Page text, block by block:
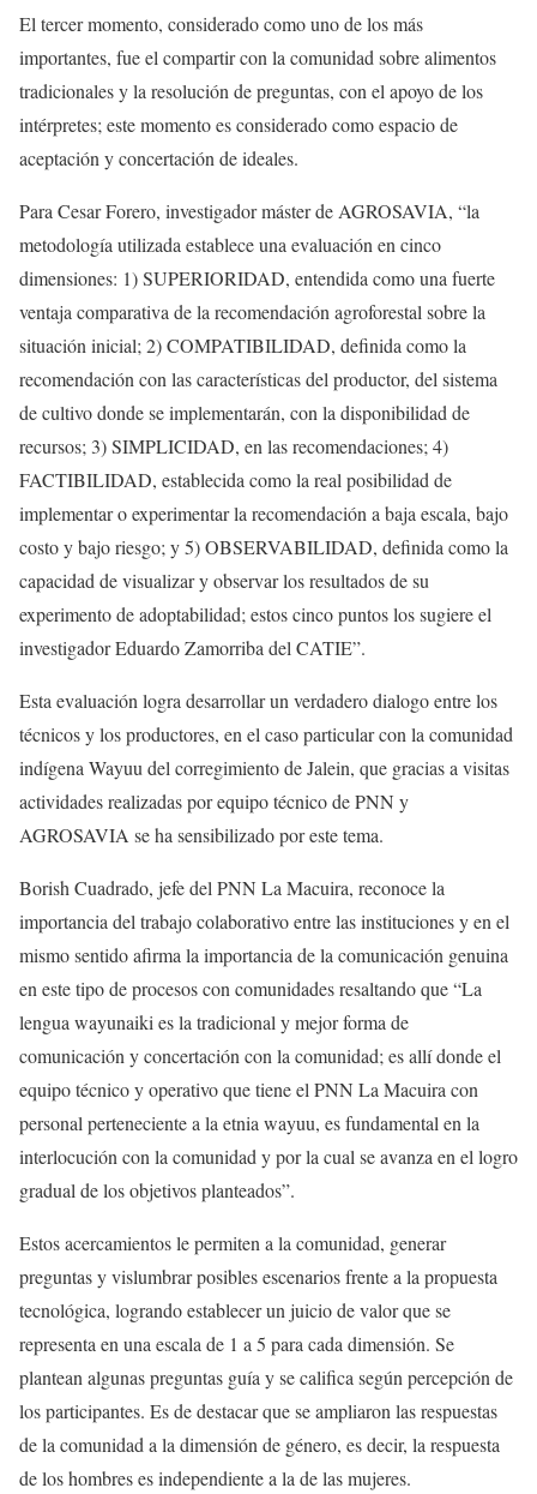
El tercer momento, considerado como uno de los más
importantes, fue el compartir con la comunidad sobre alimentos
tradicionales y la resolución de preguntas, con el apoyo de los
intérpretes; este momento es considerado como espacio de
aceptación y concertación de ideales.
Para Cesar Forero, investigador máster de AGROSAVIA, “la
metodología utilizada establece una evaluación en cinco
dimensiones: 1) SUPERIORIDAD, entendida como una fuerte
ventaja comparativa de la recomendación agroforestal sobre la
situación inicial; 2) COMPATIBILIDAD, definida como la
recomendación con las características del productor, del sistema
de cultivo donde se implementarán, con la disponibilidad de
recursos; 3) SIMPLICIDAD, en las recomendaciones; 4)
FACTIBILIDAD, establecida como la real posibilidad de
implementar o experimentar la recomendación a baja escala, bajo
costo y bajo riesgo; y 5) OBSERVABILIDAD, definida como la
capacidad de visualizar y observar los resultados de su
experimento de adoptabilidad; estos cinco puntos los sugiere el
investigador Eduardo Zamorriba del CATIE”.
Esta evaluación logra desarrollar un verdadero dialogo entre los
técnicos y los productores, en el caso particular con la comunidad
indígena Wayuu del corregimiento de Jalein, que gracias a visitas
actividades realizadas por equipo técnico de PNN y
AGROSAVIA se ha sensibilizado por este tema.
Borish Cuadrado, jefe del PNN La Macuira, reconoce la
importancia del trabajo colaborativo entre las instituciones y en el
mismo sentido afirma la importancia de la comunicación genuina
en este tipo de procesos con comunidades resaltando que “La
lengua wayunaiki es la tradicional y mejor forma de
comunicación y concertación con la comunidad; es allí donde el
equipo técnico y operativo que tiene el PNN La Macuira con
personal perteneciente a la etnia wayuu, es fundamental en la
interlocución con la comunidad y por la cual se avanza en el logro
gradual de los objetivos planteados”.
Estos acercamientos le permiten a la comunidad, generar
preguntas y vislumbrar posibles escenarios frente a la propuesta
tecnológica, logrando establecer un juicio de valor que se
representa en una escala de 1 a 5 para cada dimensión. Se
plantean algunas preguntas guía y se califica según percepción de
los participantes. Es de destacar que se ampliaron las respuestas
de la comunidad a la dimensión de género, es decir, la respuesta
de los hombres es independiente a la de las mujeres.